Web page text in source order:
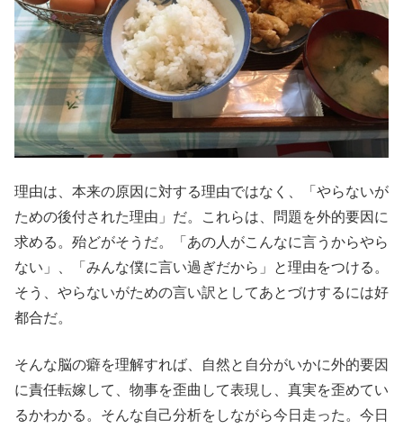
理由は、本来の原因に対する理由ではなく、「やらないが
ための後付された理由」だ。これらは、問題を外的要因に
求める。殆どがそうだ。「あの人がこんなに言うからやら
ない」、「みんな僕に言い過ぎだから」と理由をつける。
そう、やらないがための言い訳としてあとづけするには好
都合だ。
そんな脳の癖を理解すれば、自然と自分がいかに外的要因
に責任転嫁して、物事を歪曲して表現し、真実を歪めてい
るかわかる。そんな自己分析をしながら今日走った。今日